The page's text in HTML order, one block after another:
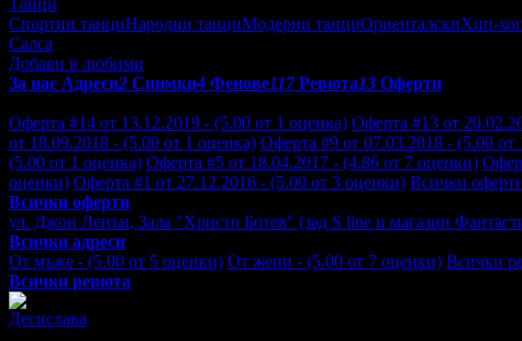
Спортни танциНародни танциМодерни танциОриенталскиХип-
Салса
Добави в любими
За нас Адреси2 Снимки4 Фенове117 Ревюта13 Оферти
Оферта #14 от 13.12.2019 - (5.00 от 1 оценка) Оферта #13 от
от 18.09.2018 - (5.00 от 1 оценка) Оферта #9 от 07.03.2018 - (5.00 от
(5.00 от 1 оценка) Оферта #5 от 18.04.2017 - (4.86 от 7 оценки)
оценки) Оферта #1 от 27.12.2016 - (5.00 от 3 оценки) Всички
Всички оферти
ул. Джон Ленън, Зала "Христо Ботев" (зад S line и магазин
Всички адреси
От мъже - (5.00 от 5 оценки) От жени - (5.00 от 7 оценки) Всички
Всички ревюта
Десислава